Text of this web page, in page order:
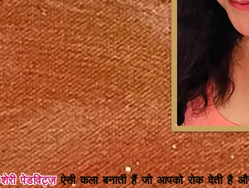
शेरी पेडविट्ज़ऐसी कला बनाती हैं जो आपको रोक देती है